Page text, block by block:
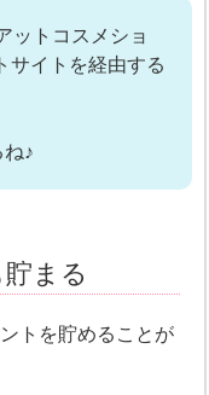
ットコスメショ
サイトを経由する
♪
まる
トを貯めることが